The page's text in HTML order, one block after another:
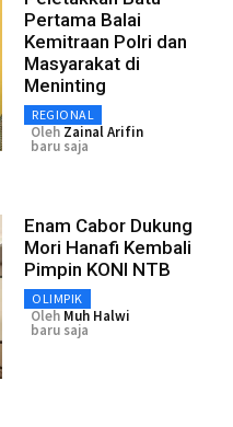
Pertama Balai
Kemitraan Polri dan
Masyarakat di
Meninting
REGIONAL
Oleh Zainal Arifin
baru saja
Enam Cabor Dukung
Mori Hanafi Kembali
Pimpin KONI NTB
OLIMPIK
Oleh Muh Halwi
baru saja